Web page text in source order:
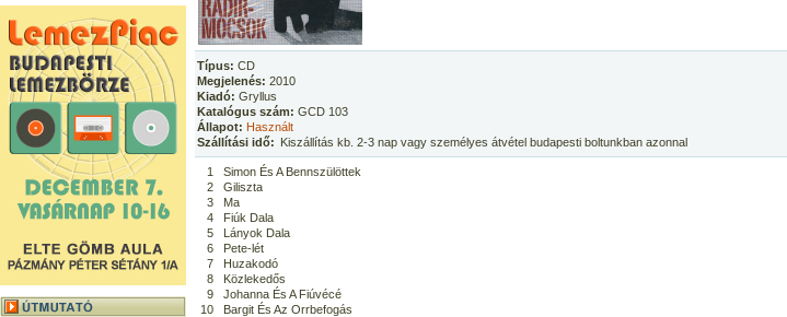
Típus: CD
Megjelenés: 2010
Kiadó: Gryllus
Katalógus szám: GCD 103
Állapot: Használt
Szállítási idő: Kiszállítás kb. 2-3 nap vagy személyes átvétel budapesti boltunkban azonnal
1
Simon És A Bennszülöttek
2
Giliszta
3
Ma
4
Fiúk Dala
5
Lányok Dala
6
Pete-lét
7
Huzakodó
8
Közlekedős
9
Johanna És A Fiúvécé
10
Bargit És Az Orrbefogás